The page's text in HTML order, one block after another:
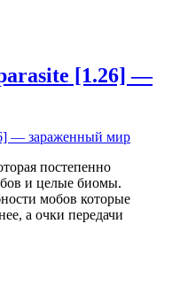
[1.26] —
постепенно
и целые биомы.
мобов которые
а очки передачи